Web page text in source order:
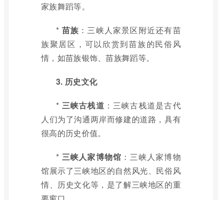
家族舞蹈等。
* 苗族 ：三峡人家景区附近还有苗
族聚居区，可以欣赏到苗族的民俗风
情，如苗族银饰、苗族舞蹈等。
3. 历史文化
* 三峡古栈道 ：三峡古栈道是古代
人们为了沟通两岸而修建的道路，具有
很高的历史价值。
* 三峡人家博物馆 ：三峡人家博物
馆展示了三峡地区的自然风光、民俗风
情、历史文化等，是了解三峡地区的重